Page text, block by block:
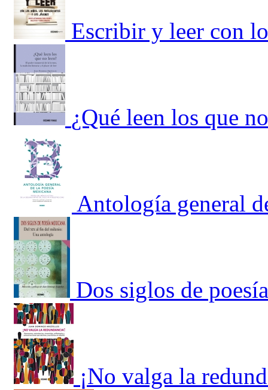
Escribir y leer con
¿Qué leen los que
Antología general
Dos siglos de
¡No valga la